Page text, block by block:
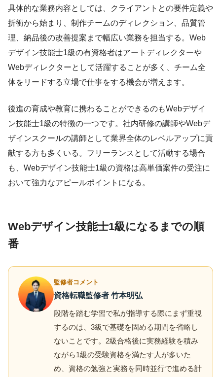
具体的な業務内容としては、クライアントとの要件定義や
折衝から始まり、制作チームのディレクション、品質管
理、納品後の改善提案まで幅広い業務を担当する。Web
デザイン技能士1級の有資格者はアートディレクターや
Webディレクターとして活躍することが多く、チーム全
体をリードする立場で仕事をする機会が増えます。
後進の育成や教育に携わることができるのもWebデザイ
ン技能士1級の特徴の一つです。社内研修の講師やWebデ
ザインスクールの講師として業界全体のレベルアップに貢
献する方も多くいる。フリーランスとして活動する場合
も、Webデザイン技能士1級の資格は高単価案件の受注に
おいて強力なアピールポイントになる。
Webデザイン技能士1級になるまでの順
番
監修者コメント
資格転職監修者 竹本明弘
段階を踏む学習で私が指導する際にまず重視
するのは、3級で基礎を固める期間を省略し
ないことです。2級合格後に実務経験を積み
ながら1級の受験資格を満たす人が多いた
め、資格の勉強と実務を同時並行で進める計